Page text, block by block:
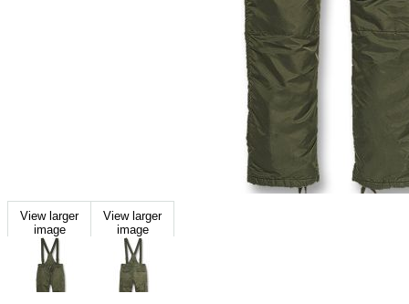
View larger
image
View larger
image